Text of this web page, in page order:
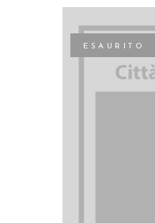
ESAURITO